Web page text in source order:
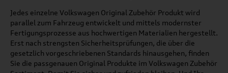
Jedes einzelne Volkswagen Original Zubehör Produkt wird
parallel zum Fahrzeug entwickelt und mittels modernster
Fertigungsprozesse aus hochwertigen Materialien hergestellt.
Erst nach strengsten Sicherheitsprüfungen, die über die
gesetzlich vorgeschriebenen Standards hinausgehen, finden
Sie die passgenauen Original Produkte im Volkswagen Zubehör